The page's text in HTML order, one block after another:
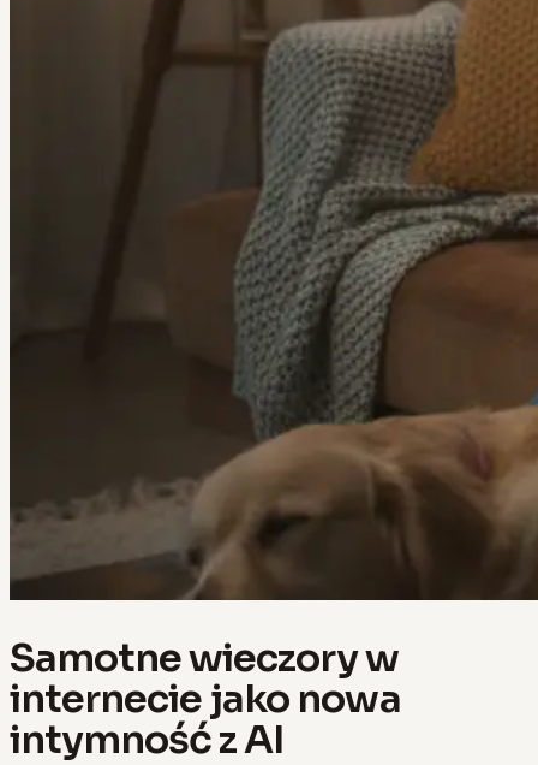
Samotne wieczory w
internecie jako nowa
intymność z AI